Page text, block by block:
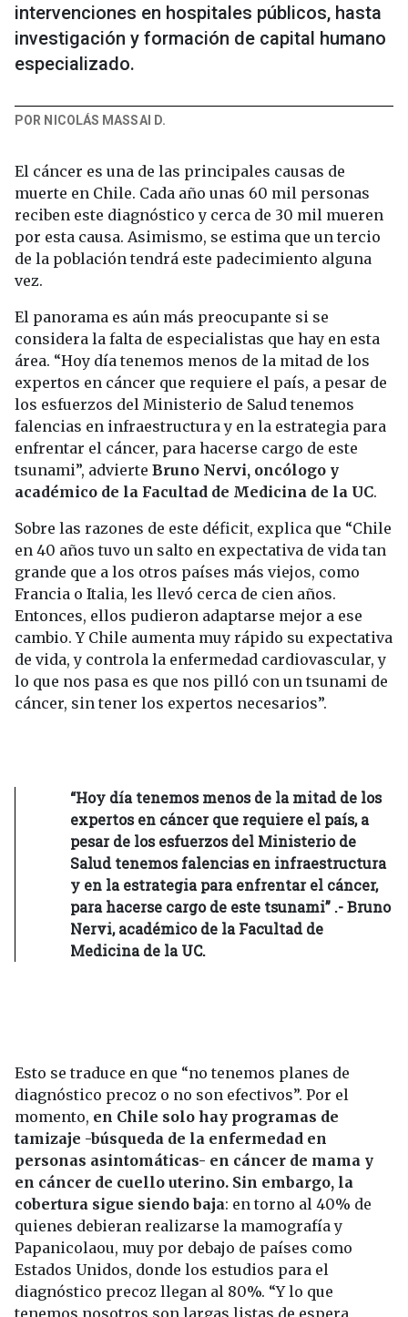
intervenciones en hospitales públicos, hasta
investigación y formación de capital humano
especializado.
POR NICOLÁS MASSAI D.
El cáncer es una de las principales causas de
muerte en Chile. Cada año unas 60 mil personas
reciben este diagnóstico y cerca de 30 mil mueren
por esta causa. Asimismo, se estima que un tercio
de la población tendrá este padecimiento alguna
vez.
El panorama es aún más preocupante si se
considera la falta de especialistas que hay en esta
área. “Hoy día tenemos menos de la mitad de los
expertos en cáncer que requiere el país, a pesar de
los esfuerzos del Ministerio de Salud tenemos
falencias en infraestructura y en la estrategia para
enfrentar el cáncer, para hacerse cargo de este
tsunami”, advierte Bruno Nervi, oncólogo y
académico de la Facultad de Medicina de la UC.
Sobre las razones de este déficit, explica que “Chile
en 40 años tuvo un salto en expectativa de vida tan
grande que a los otros países más viejos, como
Francia o Italia, les llevó cerca de cien años.
Entonces, ellos pudieron adaptarse mejor a ese
cambio. Y Chile aumenta muy rápido su expectativa
de vida, y controla la enfermedad cardiovascular, y
lo que nos pasa es que nos pilló con un tsunami de
cáncer, sin tener los expertos necesarios”.
“Hoy día tenemos menos de la mitad de los
expertos en cáncer que requiere el país, a
pesar de los esfuerzos del Ministerio de
Salud tenemos falencias en infraestructura
y en la estrategia para enfrentar el cáncer,
para hacerse cargo de este tsunami” .- Bruno
Nervi, académico de la Facultad de
Medicina de la UC.
Esto se traduce en que “no tenemos planes de
diagnóstico precoz o no son efectivos”. Por el
momento, en Chile solo hay programas de
tamizaje -búsqueda de la enfermedad en
personas asintomáticas- en cáncer de mama y
en cáncer de cuello uterino. Sin embargo, la
cobertura sigue siendo baja: en torno al 40% de
quienes debieran realizarse la mamografía y
Papanicolaou, muy por debajo de países como
Estados Unidos, donde los estudios para el
diagnóstico precoz llegan al 80%. “Y lo que